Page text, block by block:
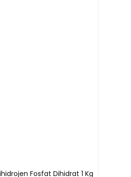
Fosfat Dihidrat 1 Kg